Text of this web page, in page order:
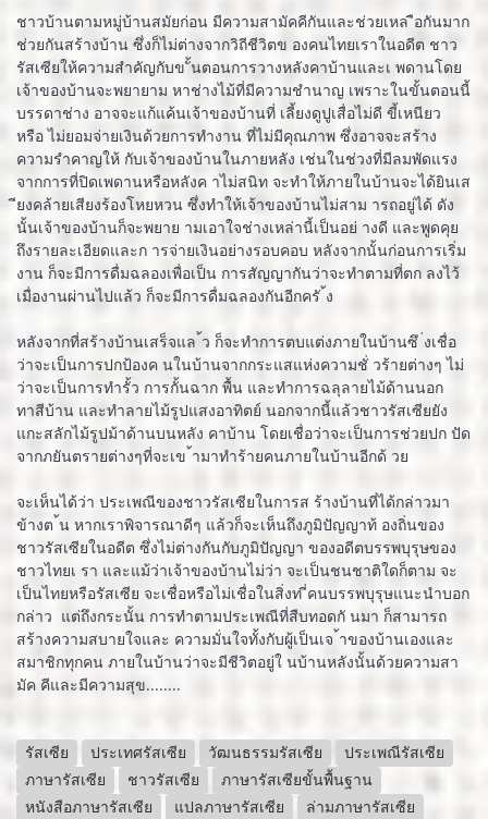
ชาวบ้านตามหมู่บ้านสมัยก่อน มีความสามัคคีกันและช่วยเหล ือกันมาก
ช่วยกันสร้างบ้าน ซึ่งก็ไม่ต่างจากวิถีชีวิตข องคนไทยเราในอดีต ชาว
รัสเซียให้ความสำคัญกับข ั้นตอนการวางหลังคาบ้านและเ พดานโดย
เจ้าของบ้านจะพยายาม หาช่างไม้ที่มีความชำนาญ เพราะในขั้นตอนนี้
บรรดาช่าง อาจจะแก้แค้นเจ้าของบ้านที่ เลี้ยงดูปูเสื่อไม่ดี ขี้เหนียว
หรือ ไม่ยอมจ่ายเงินด้วยการทำงาน ที่ไม่มีคุณภาพ ซึ่งอาจจะสร้าง
ความรำคาญให้ กับเจ้าของบ้านในภายหลัง เช่นในช่วงที่มีลมพัดแรง
จากการที่ปิดเพดานหรือหลังค าไม่สนิท จะทำให้ภายในบ้านจะได้ยินเส
ียงคล้ายเสียงร้องโหยหวน ซึ่งทำให้เจ้าของบ้านไม่สาม ารถอยู่ได้ ดัง
นั้นเจ้าของบ้านก็จะพยาย ามเอาใจช่างเหล่านี้เป็นอย่ างดี และพูดคุย
ถึงรายละเอียดและก ารจ่ายเงินอย่างรอบคอบ หลังจากนั้นก่อนการเริ่ม
งาน ก็จะมีการดื่มฉลองเพื่อเป็น การสัญญากันว่าจะทำตามที่ตก ลงไว้
เมื่องานผ่านไปแล้ว ก็จะมีการดื่มฉลองกันอีกครั ้ง
หลังจากที่สร้างบ้านเสร็จแล ้ว ก็จะทำการตบแต่งภายในบ้านซึ ่งเชื่อ
ว่าจะเป็นการปกป้องค นในบ้านจากกระแสแห่งความชั่ วร้ายต่างๆ ไม่
ว่าจะเป็นการทำรั้ว การกั้นฉาก พื้น และทำการฉลุลายไม้ด้านนอก
ทาสีบ้าน และทำลายไม้รูปแสงอาทิตย์ นอกจากนี้แล้วชาวรัสเซียยัง
แกะสลักไม้รูปม้าด้านบนหลัง คาบ้าน โดยเชื่อว่าจะเป็นการช่วยปก ปัด
จากภยันตรายต่างๆที่จะเข ้ามาทำร้ายคนภายในบ้านอีกด้ วย
จะเห็นได้ว่า ประเพณีของชาวรัสเซียในการส ร้างบ้านที่ได้กล่าวมา
ข้างต ้น หากเราพิจารณาดีๆ แล้วก็จะเห็นถึงภูมิปัญญาท้ องถิ่นของ
ชาวรัสเซียในอดีต ซึ่งไม่ต่างกันกับภูมิปัญญา ของอดีตบรรพบุรุษของ
ชาวไทยเ รา และแม้ว่าเจ้าของบ้านไม่ว่า จะเป็นชนชาติใดก็ตาม จะ
เป็นไทยหรือรัสเซีย จะเชื่อหรือไม่เชื่อในสิ่งท ี่คนบรรพบุรุษแนะนำบอก
กล่าว แต่ถึงกระนั้น การทำตามประเพณีที่สืบทอดกั นมา ก็สามารถ
สร้างความสบายใจและ ความมั่นใจทั้งกับผู้เป็นเจ ้าของบ้านเองและ
สมาชิกทุกคน ภายในบ้านว่าจะมีชีวิตอยู่ใ นบ้านหลังนั้นด้วยความสา
มัค คีและมีความสุข........
รัสเซีย ประเทศรัสเซีย วัฒนธรรมรัสเซีย
ประเพณีรัสเซีย
ภาษารัสเซีย
ชาวรัสเซีย
ภาษารัสเซียขั้นพื้นฐาน
หนังสือภาษารัสเซีย
แปลภาษารัสเซีย
ล่ามภาษารัสเซีย